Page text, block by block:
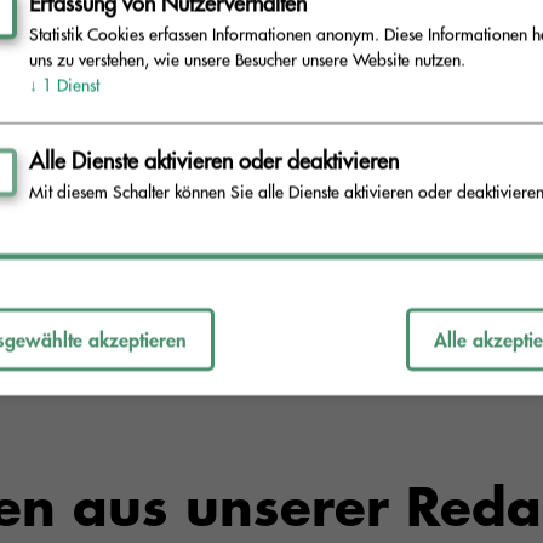
Umwelt:
Schwarze Elster
es weitere Infos:
aus unserer
Statistik Cookies erfassen Informationen anonym. Diese Informationen
uns zu verstehen, wie unsere Besucher unsere Website nutzen.
↓ 1 Dienst
Alle Dienste aktivieren oder deaktivieren
Mit diesem Schalter können Sie alle Dienste aktivieren oder
akzeptieren Alle